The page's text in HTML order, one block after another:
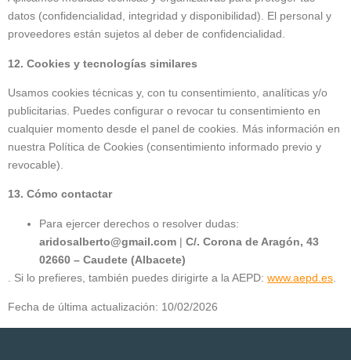
datos (confidencialidad, integridad y disponibilidad). El personal y
proveedores están sujetos al deber de confidencialidad.
12. Cookies y tecnologías similares
Usamos cookies técnicas y, con tu consentimiento, analíticas y/o
publicitarias. Puedes configurar o revocar tu consentimiento en
cualquier momento desde el panel de cookies. Más información en
nuestra Política de Cookies (consentimiento informado previo y
revocable).
13. Cómo contactar
Para ejercer derechos o resolver dudas:
aridosalberto@gmail.com | C/. Corona de Aragón, 43
02660 – Caudete (Albacete)
. Si lo prefieres, también puedes dirigirte a la AEPD: www.aepd.es
Fecha de última actualización: 10/02/2026